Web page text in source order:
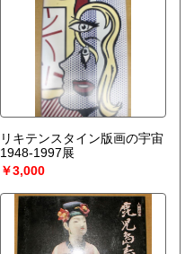
リキテンスタイン版画の宇宙
1948-1997展
￥3,000